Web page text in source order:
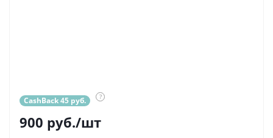
CashBack 45 руб. ?
900 руб./шт